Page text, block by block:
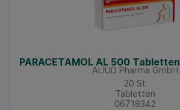
PARACETAMOL AL 500 Tabletten
ALIUD Pharma GmbH
20 St
Tabletten
06718342